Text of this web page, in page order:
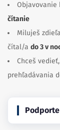
Objavovanie
čítanie
Miluješ
čítal/a do 3 v
Chceš
prehľadávania